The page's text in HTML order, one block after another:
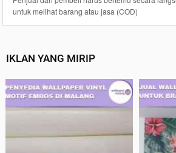
untuk melihat barang atau jasa (COD)
IKLAN YANG MIRIP